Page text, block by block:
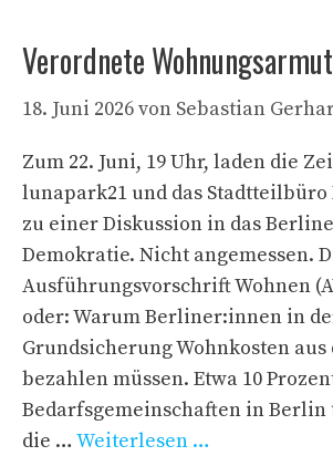
Verordnete Wohnungsarmut
18. Juni 2026von Sebastian
Zum 22. Juni, 19 Uhr, laden die
lunapark21 und das
zu einer Diskussion in das
Demokratie. Nicht angemessen.
Ausführungsvorschrift Wohnen
oder: Warum Berliner:innen in
Grundsicherung Wohnkosten aus
bezahlen müssen. Etwa 10
Bedarfsgemeinschaften in
die … Weiterlesen …